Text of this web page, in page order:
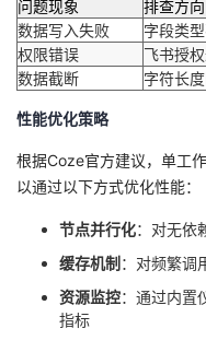
问题现象 排查方向
数据写入失败
字段类
权限错误
飞书授
数据截断
字符长
性能优化策略
根据Coze官方建议，单工
以通过以下方式优化性能：
节点并行化：对无依
缓存机制 ：对频繁调
资源监控：通过内置
指标